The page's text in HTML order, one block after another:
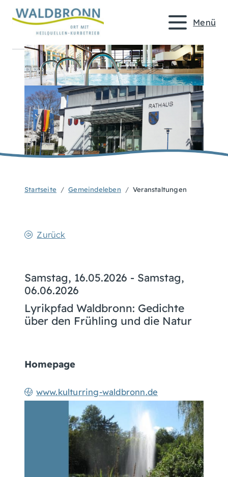
Menü
Startseite Gemeindeleben Veranstaltungen
Zurück
Samstag, 16.05.2026 - Samstag,
06.06.2026
Lyrikpfad Waldbronn: Gedichte
über den Frühling und die Natur
Homepage
www.kulturring-waldbronn.de